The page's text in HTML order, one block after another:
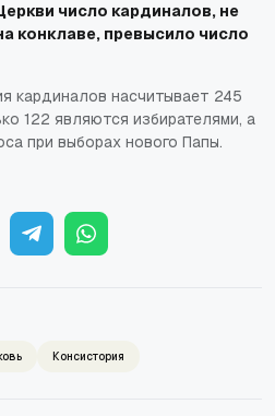
число кардиналов, не
конклаве, превысило число
кардиналов насчитывает 245
122 являются избирателями, а
при выборах нового Папы.
Консистория